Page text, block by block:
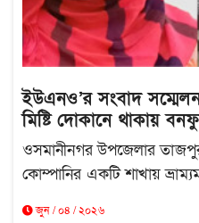
ইউএনও’র সংবাদ
মিষ্টি দোকানে থাকায়
ওসমানীনগর উপজেলার
কোম্পানির একটি শাখায়
জুন / ০৪ / ২০২৬